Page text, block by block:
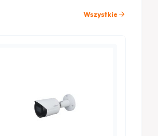
Wszystkie arrow_forward